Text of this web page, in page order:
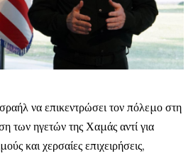
να επικεντρώσει τον πόλεμο στη
των ηγετών της Χαμάς αντί για
και χερσαίες επιχειρήσεις,